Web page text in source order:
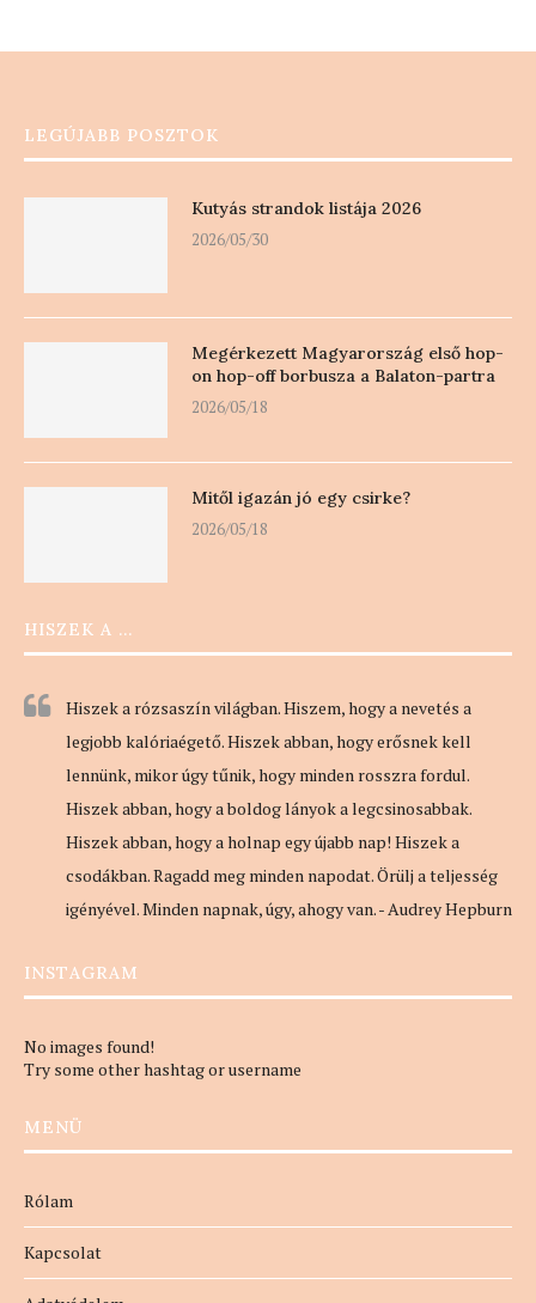
LEGÚJABB POSZTOK
Kutyás strandok listája 2026
2026/05/30
Megérkezett Magyarország első hop-
on hop-off borbusza a Balaton-partra
2026/05/18
Mitől igazán jó egy csirke?
2026/05/18
HISZEK A …
Hiszek a rózsaszín világban. Hiszem, hogy a nevetés a
legjobb kalóriaégető. Hiszek abban, hogy erősnek kell
lennünk, mikor úgy tűnik, hogy minden rosszra fordul.
Hiszek abban, hogy a boldog lányok a legcsinosabbak.
Hiszek abban, hogy a holnap egy újabb nap! Hiszek a
csodákban. Ragadd meg minden napodat. Örülj a teljesség
igényével. Minden napnak, úgy, ahogy van. - Audrey Hepburn
INSTAGRAM
No images found!
Try some other hashtag or username
MENÜ
Rólam
Kapcsolat